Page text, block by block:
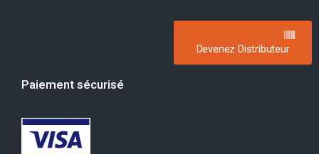
Devenez Distributeur
Paiement sécurisé